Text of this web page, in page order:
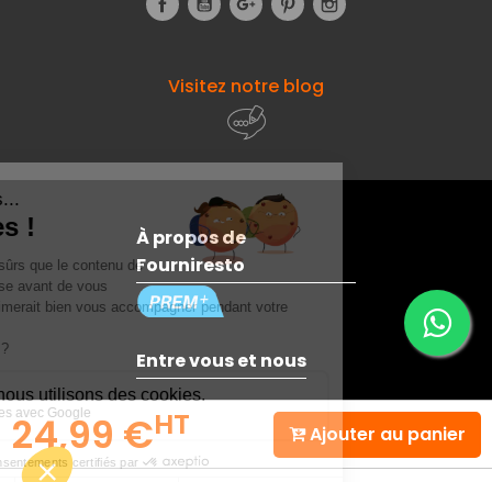
24,99 €HT Ajouter au panier
Visitez notre blog
À propos de
Fourniresto
Entre vous et nous
Besoin d'aide ?